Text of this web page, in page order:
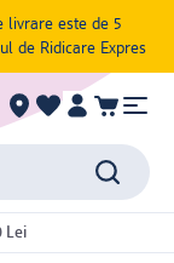
livrare este de 5
de Ridicare Expres
Lei